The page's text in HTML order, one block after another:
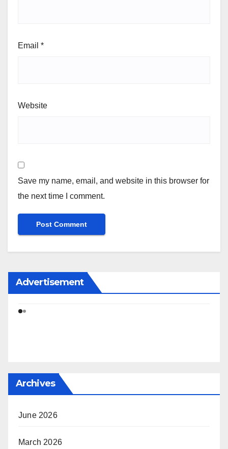
Email *
Website
Save my name, email, and website in this browser for
the next time I comment.
Advertisement
Archives
June 2026
March 2026